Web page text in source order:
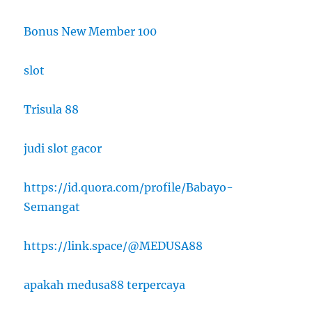
Bonus New Member 100
slot
Trisula 88
judi slot gacor
https://id.quora.com/profile/Babayo-
Semangat
https://link.space/@MEDUSA88
apakah medusa88 terpercaya